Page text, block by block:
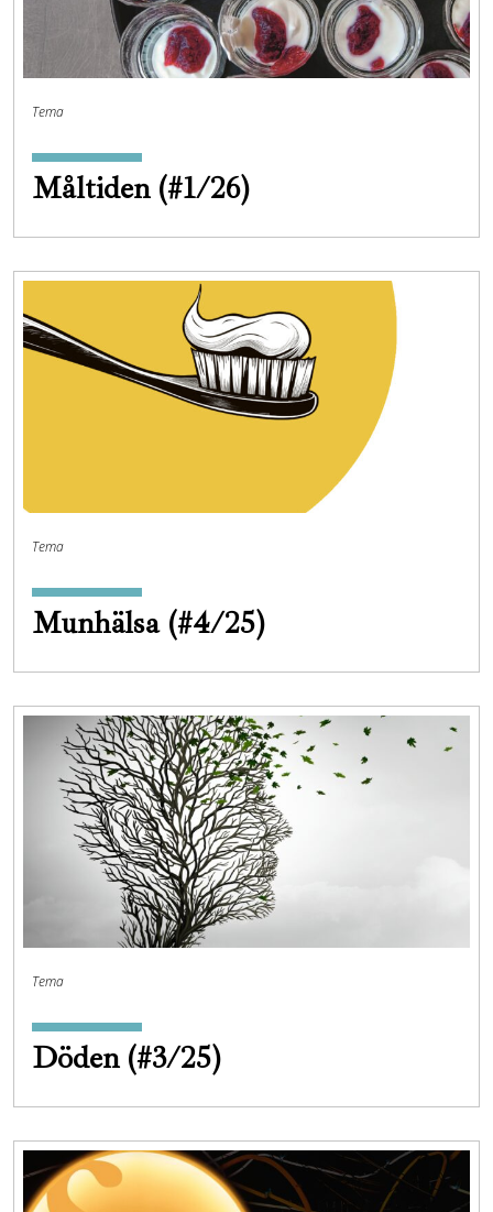
Tema
Måltiden (#1/26)
Tema
Munhälsa (#4/25)
Tema
Döden (#3/25)